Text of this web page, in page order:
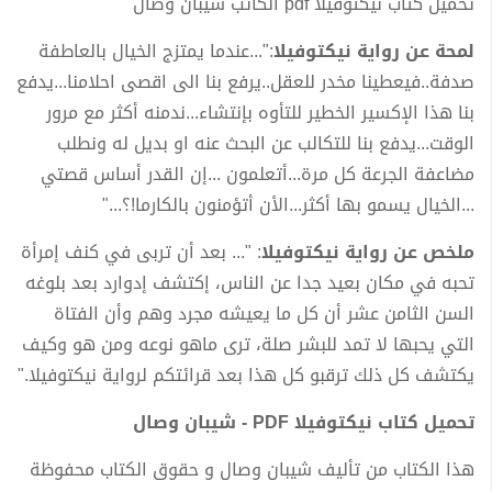
لمحة عن رواية نيكتوفيلا:"...عندما يمتزج الخيال بالعاطفة
صدفة..فيعطينا مخدر للعقل..يرفع بنا الى اقصى احلامنا...يدفع
بنا هذا الإكسير الخطير للتأوه بإنتشاء...ندمنه أكثر مع مرور
الوقت...يدفع بنا للتكالب عن البحث عنه او بديل له ونطلب
مضاعفة الجرعة كل مرة...أتعلمون ...إن القدر أساس قصتي
...الخيال يسمو بها أكثر...الأن أتؤمنون بالكارما!؟..."
ملخص عن رواية نيكتوفيلا: "... بعد أن تربى في كنف إمرأة
تحبه في مكان بعيد جدا عن الناس، إكتشف إدوارد بعد بلوغه
السن الثامن عشر أن كل ما يعيشه مجرد وهم وأن الفتاة
التي يحبها لا تمد للبشر صلة، ترى ماهو نوعه ومن هو وكيف
يكتشف كل ذلك ترقبو كل هذا بعد قرائتكم لرواية نيكتوفيلا."
تحميل كتاب نيكتوفيلا PDF - شيبان وصال
هذا الكتاب من تأليف شيبان وصال و حقوق الكتاب محفوظة